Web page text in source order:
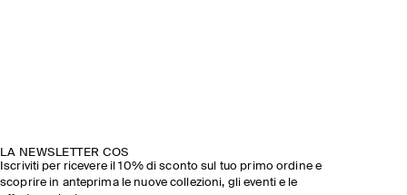
LA NEWSLETTER COS
Iscriviti per ricevere il 10% di sconto sul tuo primo ordine e
scoprire in anteprima le nuove collezioni, gli eventi e le